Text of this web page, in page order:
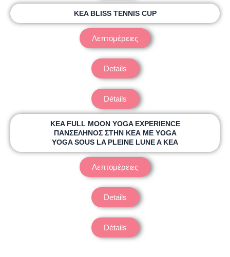
KEA BLISS TENNIS CUP
Λεπτομέρειες
Details
Détails
KEA FULL MOON YOGA EXPERIENCE
ΠΑΝΣΕΛΗΝΟΣ ΣΤΗΝ ΚΕΑ ΜΕ YOGA
YOGA SOUS LA PLEINE LUNE A KEA
Λεπτομέρειες
Details
Détails